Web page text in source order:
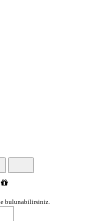
bulunabilirsiniz.